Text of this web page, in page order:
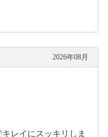
2026年08月
レイにスッキリしま